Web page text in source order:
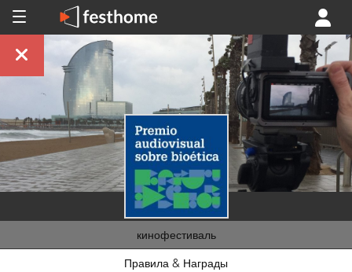
кинофестиваль
Правила & Награды